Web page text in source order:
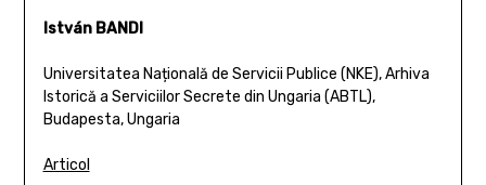
István BANDI
Universitatea Națională de Servicii Publice (NKE), Arhiva
Istorică a Serviciilor Secrete din Ungaria (ABTL),
Budapesta, Ungaria
Articol